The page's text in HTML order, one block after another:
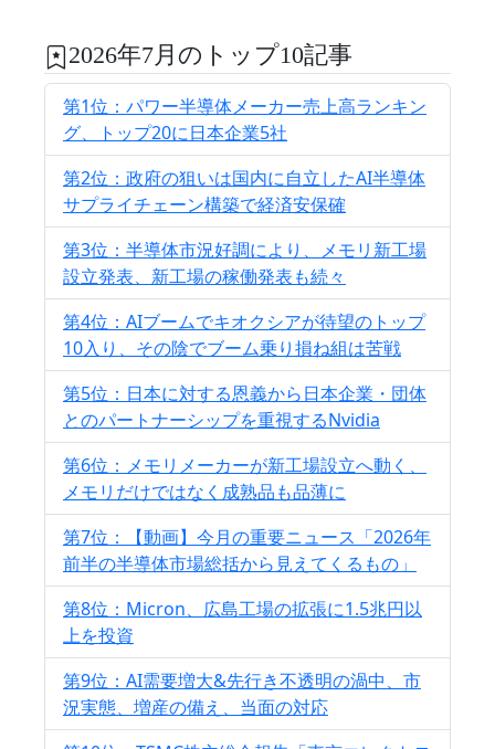
2026年7月のトップ10記事
第1位：パワー半導体メーカー売上高ランキン
グ、トップ20に日本企業5社
第2位：政府の狙いは国内に自立したAI半導体
サプライチェーン構築で経済安保確
第3位：半導体市況好調により、メモリ新工場
設立発表、新工場の稼働発表も続々
第4位：AIブームでキオクシアが待望のトップ
10入り、その陰でブーム乗り損ね組は苦戦
第5位：日本に対する恩義から日本企業・団体
とのパートナーシップを重視するNvidia
第6位：メモリメーカーが新工場設立へ動く、
メモリだけではなく成熟品も品薄に
第7位：【動画】今月の重要ニュース「2026年
前半の半導体市場総括から見えてくるもの」
第8位：Micron、広島工場の拡張に1.5兆円以
上を投資
第9位：AI需要増大&先行き不透明の渦中、市
況実態、増産の備え、当面の対応